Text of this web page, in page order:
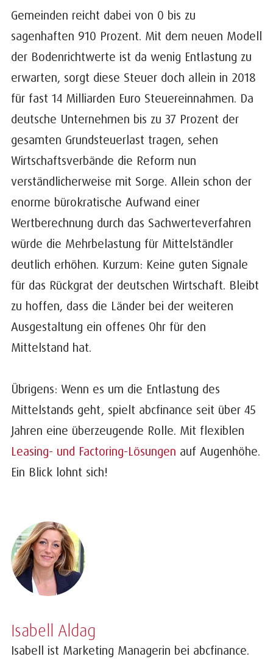
Gemeinden reicht dabei von 0 bis zu
sagenhaften 910 Prozent. Mit dem neuen Modell
der Bodenrichtwerte ist da wenig Entlastung zu
erwarten, sorgt diese Steuer doch allein in 2018
für fast 14 Milliarden Euro Steuereinnahmen. Da
deutsche Unternehmen bis zu 37 Prozent der
gesamten Grundsteuerlast tragen, sehen
Wirtschaftsverbände die Reform nun
verständlicherweise mit Sorge. Allein schon der
enorme bürokratische Aufwand einer
Wertberechnung durch das Sachwerteverfahren
würde die Mehrbelastung für Mittelständler
deutlich erhöhen. Kurzum: Keine guten Signale
für das Rückgrat der deutschen Wirtschaft. Bleibt
zu hoffen, dass die Länder bei der weiteren
Ausgestaltung ein offenes Ohr für den
Mittelstand hat.
Übrigens: Wenn es um die Entlastung des
Mittelstands geht, spielt abcfinance seit über 45
Jahren eine überzeugende Rolle. Mit flexiblen
Leasing- und Factoring-Lösungen auf Augenhöhe.
Ein Blick lohnt sich!
Isabell Aldag
Isabell ist Marketing Managerin bei abcfinance.